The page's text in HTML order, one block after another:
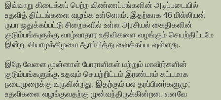
இவ்வாறு கிடைக்கப் பெற்ற விண்ணப்பங்களின் அடிப்படையில்
உதவித் திட்டங்களை வழங்க உள்ளொம். இதற்காக 46 மில்லியன்
ருபா ஒதுக்கப்பட்டு சிறைகளில் உள்ள அரசியல் கைதிகளின்
குடும்பங்களுக்கு வாழ்வாதார உதிவிகளை வழங்கும் செயற்திட்டமே
இன்று வியாழக்கிழமை ஆரம்பித்து வைக்கப்படவுள்ளது.
இதே வேளை முன்னாள் போராளிகள் மற்றும் மாவீரர்களின்
குடும்பங்களுக்கு உதவும் செயற்றிட்டம் இரண்டாம் கட்டமாக
நடைமுறைக்கு வருகின்றது. இதற்கும் பல தரப்பினர்களுமு;
உதவிகளை வழங்குவதற்கு முன்வந்திருக்கின்றன. எனவே